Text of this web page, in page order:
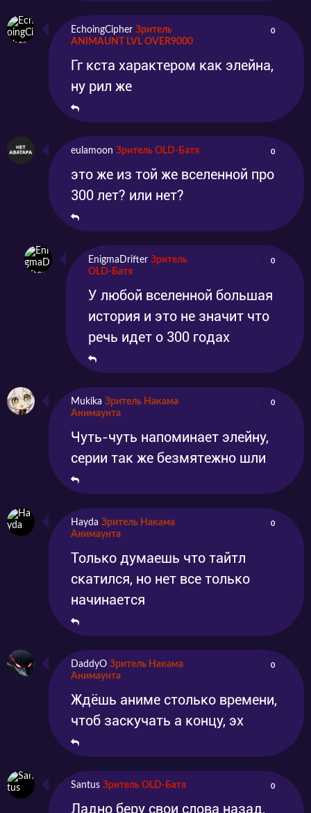
EchoingCipher Зритель
ANIMAUNT LVL OVER9000
0
Гг кста характером как элейна,
ну рил же
eulamoon Зритель OLD-Батя 0
это же из той же вселенной про
300 лет? или нет?
EnigmaDrifter Зритель
OLD-Батя
0
У любой вселенной большая
история и это не значит что
речь идет о 300 годах
Mukika Зритель Накама
Анимаунта
0
Чуть-чуть напоминает элейну,
серии так же безмятежно шли
Hayda Зритель Накама
Анимаунта
0
Только думаешь что тайтл
скатился, но нет все только
начинается
DaddyO Зритель Накама
Анимаунта
0
Ждёшь аниме столько времени,
чтоб заскучать а концу, эх
Santus Зритель OLD-Батя 0
Ладно беру свои слова назад,